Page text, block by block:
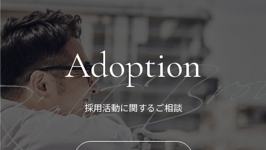
Adoption
採用活動に関するご相談